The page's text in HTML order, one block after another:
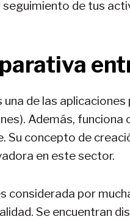
de tus
una de las
Además,
Su concepto de
en este sector.
considerada por
Se encuentran